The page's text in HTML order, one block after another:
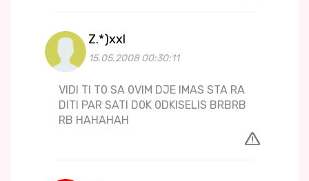
Z.*)xxl
15.05.2008 00:30:11
VIDI TI T0 SA 0VIM DJE IMAS STA RA
DITI PAR SATI D0K 0DKISELIS BRBRB
RB HAHAHAH